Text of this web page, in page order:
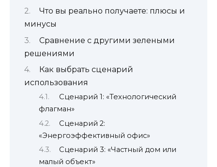
Что вы реально получаете: плюсы и
минусы
Сравнение с другими зелеными
решениями
Как выбрать сценарий
использования
Сценарий 1: «Технологический
флагман»
Сценарий 2:
«Энергоэффективный офис»
Сценарий 3: «Частный дом или
малый объект»